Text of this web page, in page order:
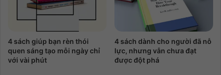
4 sách giúp bạn rèn thói
quen sáng tạo mỗi ngày chỉ
với vài phút
4 sách dành cho người đã nỗ
lực, nhưng vẫn chưa đạt
được đột phá